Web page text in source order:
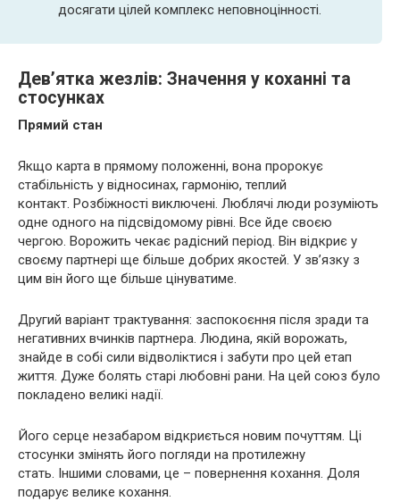
досягати цілей комплекс неповноцінності.
Дев’ятка жезлів: Значення у коханні та
стосунках
Прямий стан
Якщо карта в прямому положенні, вона пророкує
стабільність у відносинах, гармонію, теплий
контакт. Розбіжності виключені. Люблячі люди розуміють
одне одного на підсвідомому рівні. Все йде своєю
чергою. Ворожить чекає радісний період. Він відкриє у
своєму партнері ще більше добрих якостей. У зв’язку з
цим він його ще більше цінуватиме.
Другий варіант трактування: заспокоєння після зради та
негативних вчинків партнера. Людина, якій ворожать,
знайде в собі сили відволіктися і забути про цей етап
життя. Дуже болять старі любовні рани. На цей союз було
покладено великі надії.
Його серце незабаром відкриється новим почуттям. Ці
стосунки змінять його погляди на протилежну
стать. Іншими словами, це – повернення кохання. Доля
подарує велике кохання.